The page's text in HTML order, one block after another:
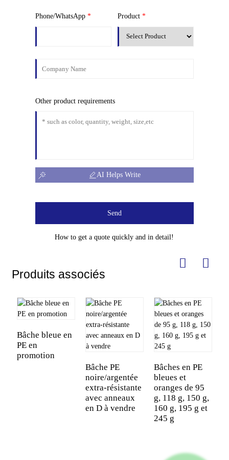
Phone/WhatsApp * Product *
Other product requirements
AI Helps Write
Send
How to get a quote quickly and in detail!
Produits associés
Bâche bleue en
PE en
promotion
Bâche PE
noire/argentée
extra-résistante
avec anneaux
en D à vendre
Bâches en PE
bleues et
oranges de 95
g, 118 g, 150 g,
160 g, 195 g et
245 g